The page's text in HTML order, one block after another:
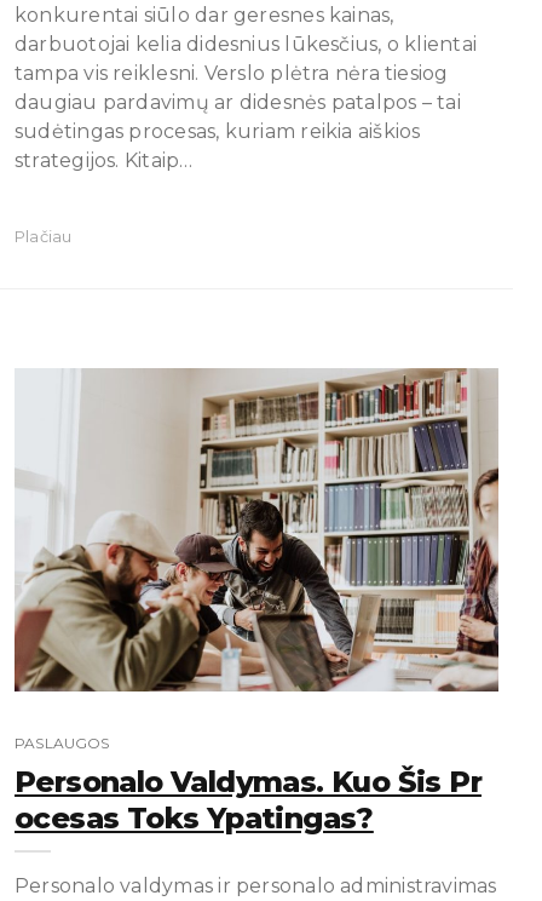
konkurentai siūlo dar geresnes kainas,
darbuotojai kelia didesnius lūkesčius, o klientai
tampa vis reiklesni. Verslo plėtra nėra tiesiog
daugiau pardavimų ar didesnės patalpos – tai
sudėtingas procesas, kuriam reikia aiškios
strategijos. Kitaip…
Plačiau
PASLAUGOS
Personalo Valdymas. Kuo Šis Pr
Ocesas Toks Ypatingas?
Personalo valdymas ir personalo administravimas